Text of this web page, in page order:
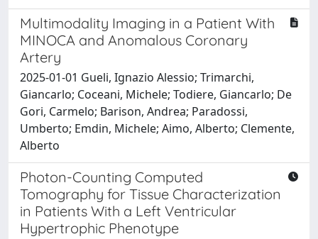
Multimodality Imaging in a Patient With
MINOCA and Anomalous Coronary
Artery
2025-01-01 Gueli, Ignazio Alessio; Trimarchi,
Giancarlo; Coceani, Michele; Todiere, Giancarlo; De
Gori, Carmelo; Barison, Andrea; Paradossi,
Umberto; Emdin, Michele; Aimo, Alberto; Clemente,
Alberto
Photon-Counting Computed
Tomography for Tissue Characterization
in Patients With a Left Ventricular
Hypertrophic Phenotype